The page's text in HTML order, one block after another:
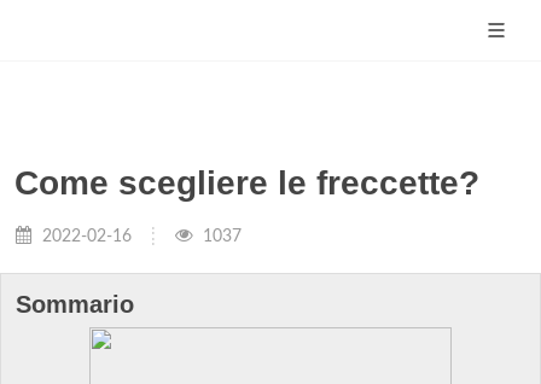
Come scegliere le freccette?
2022-02-16 1037
Sommario